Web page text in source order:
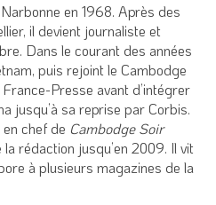
en 1968. Après des
il devient journaliste et
Dans le courant des années
puis rejoint le Cambodge
Presse avant d’intégrer
jusqu’à sa reprise par Corbis.
chef de Cambodge Soir
rédaction jusqu’en 2009. Il vit
à plusieurs magazines de la